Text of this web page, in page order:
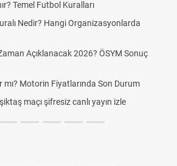
Temel Futbol Kuralları
Nedir? Hangi Organizasyonlarda
Açıklanacak 2026? ÖSYM Sonuç
Motorin Fiyatlarında Son Durum
maçı şifresiz canlı yayın izle